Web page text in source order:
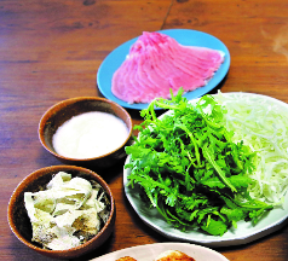
商品カテゴリ
酢
お酢ドリンク
新商品一覧
キャンペーン情報
ブランド・スペシャルサイト
ブランド・スペシャルサイト トッ